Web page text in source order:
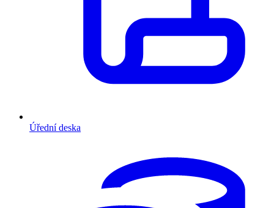
Úřední deska